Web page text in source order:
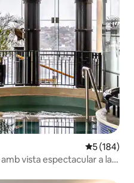
5 de
5 (184)
vista espectacular a la